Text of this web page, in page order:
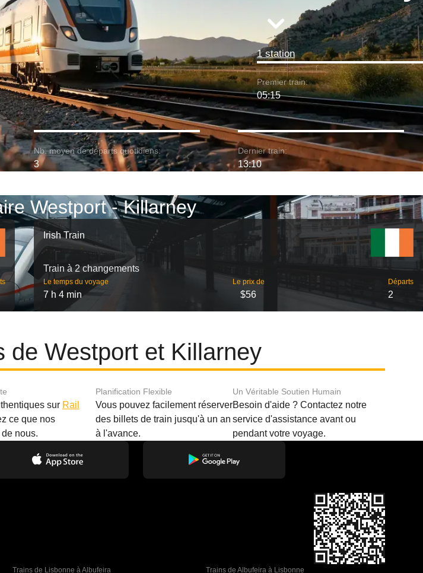
1 station
Premier train:
05:15
Nb. moyen de départs quotidiens:
3
Dernier train:
13:10
Westport - Killarney
Irish Train
Train à 2 changements
Le temps du voyage
7 h 4 min
Le prix de
$56
Départs
2
de Westport et Killarney
sur Rail
ce que nos
nous.
Planification Flexible
Vous pouvez facilement réserver
des billets de train jusqu'à un an
à l'avance.
Un Véritable Soutien Humain
Besoin d'aide ? Contactez notre
service d'assistance avant ou
pendant votre voyage.
Trains de Lisbonne à Albufeira Trains de Albufeira à Lisbonne